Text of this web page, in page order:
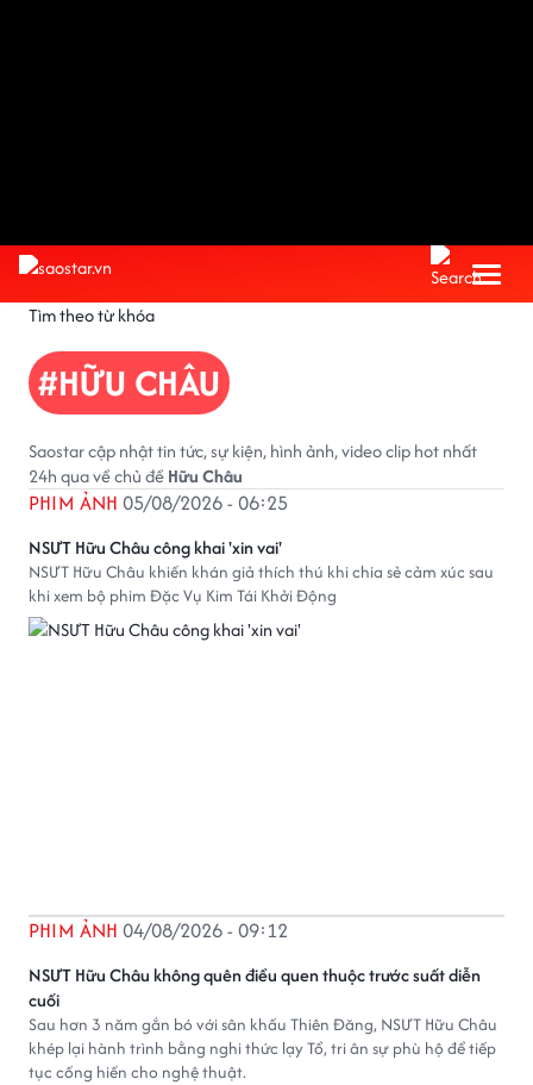
Tìm theo từ khóa
#HỮU CHÂU
Saostar cập nhật tin tức, sự kiện, hình ảnh, video clip hot nhất
24h qua về chủ đềHữu Châu
NSƯT Hữu Châu công khai 'xin vai'
PHIM ẢNH 05/08/2026 - 06:25
NSƯT Hữu Châu khiến khán giả thích thú khi chia sẻ cảm xúc sau
khi xem bộ phim Đặc Vụ Kim Tái Khởi Động
NSƯT Hữu Châu không quên điều quen thuộc trước suất diễn
cuối
PHIM ẢNH 04/08/2026 - 09:12
Sau hơn 3 năm gắn bó với sân khấu Thiên Đăng, NSƯT Hữu Châu
khép lại hành trình bằng nghi thức lạy Tổ, tri ân sự phù hộ để tiếp
tục cống hiến cho nghệ thuật.